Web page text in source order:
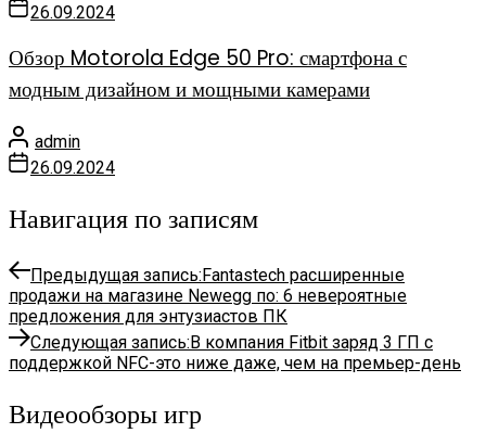
26.09.2024
Обзор Motorola Edge 50 Pro: смартфона с
модным дизайном и мощными камерами
admin
26.09.2024
Навигация по записям
Предыдущая запись:Fantastech расширенные
продажи на магазине Newegg по: 6 невероятные
предложения для энтузиастов ПК
Следующая запись:В компания Fitbit заряд 3 ГП с
поддержкой NFC-это ниже даже, чем на премьер-день
Видеообзоры игр